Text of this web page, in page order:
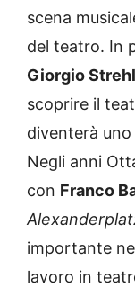
scena
del teatro. In
Giorgio
scoprire il
diventerà
Negli anni
con Franco
importante
lavoro in